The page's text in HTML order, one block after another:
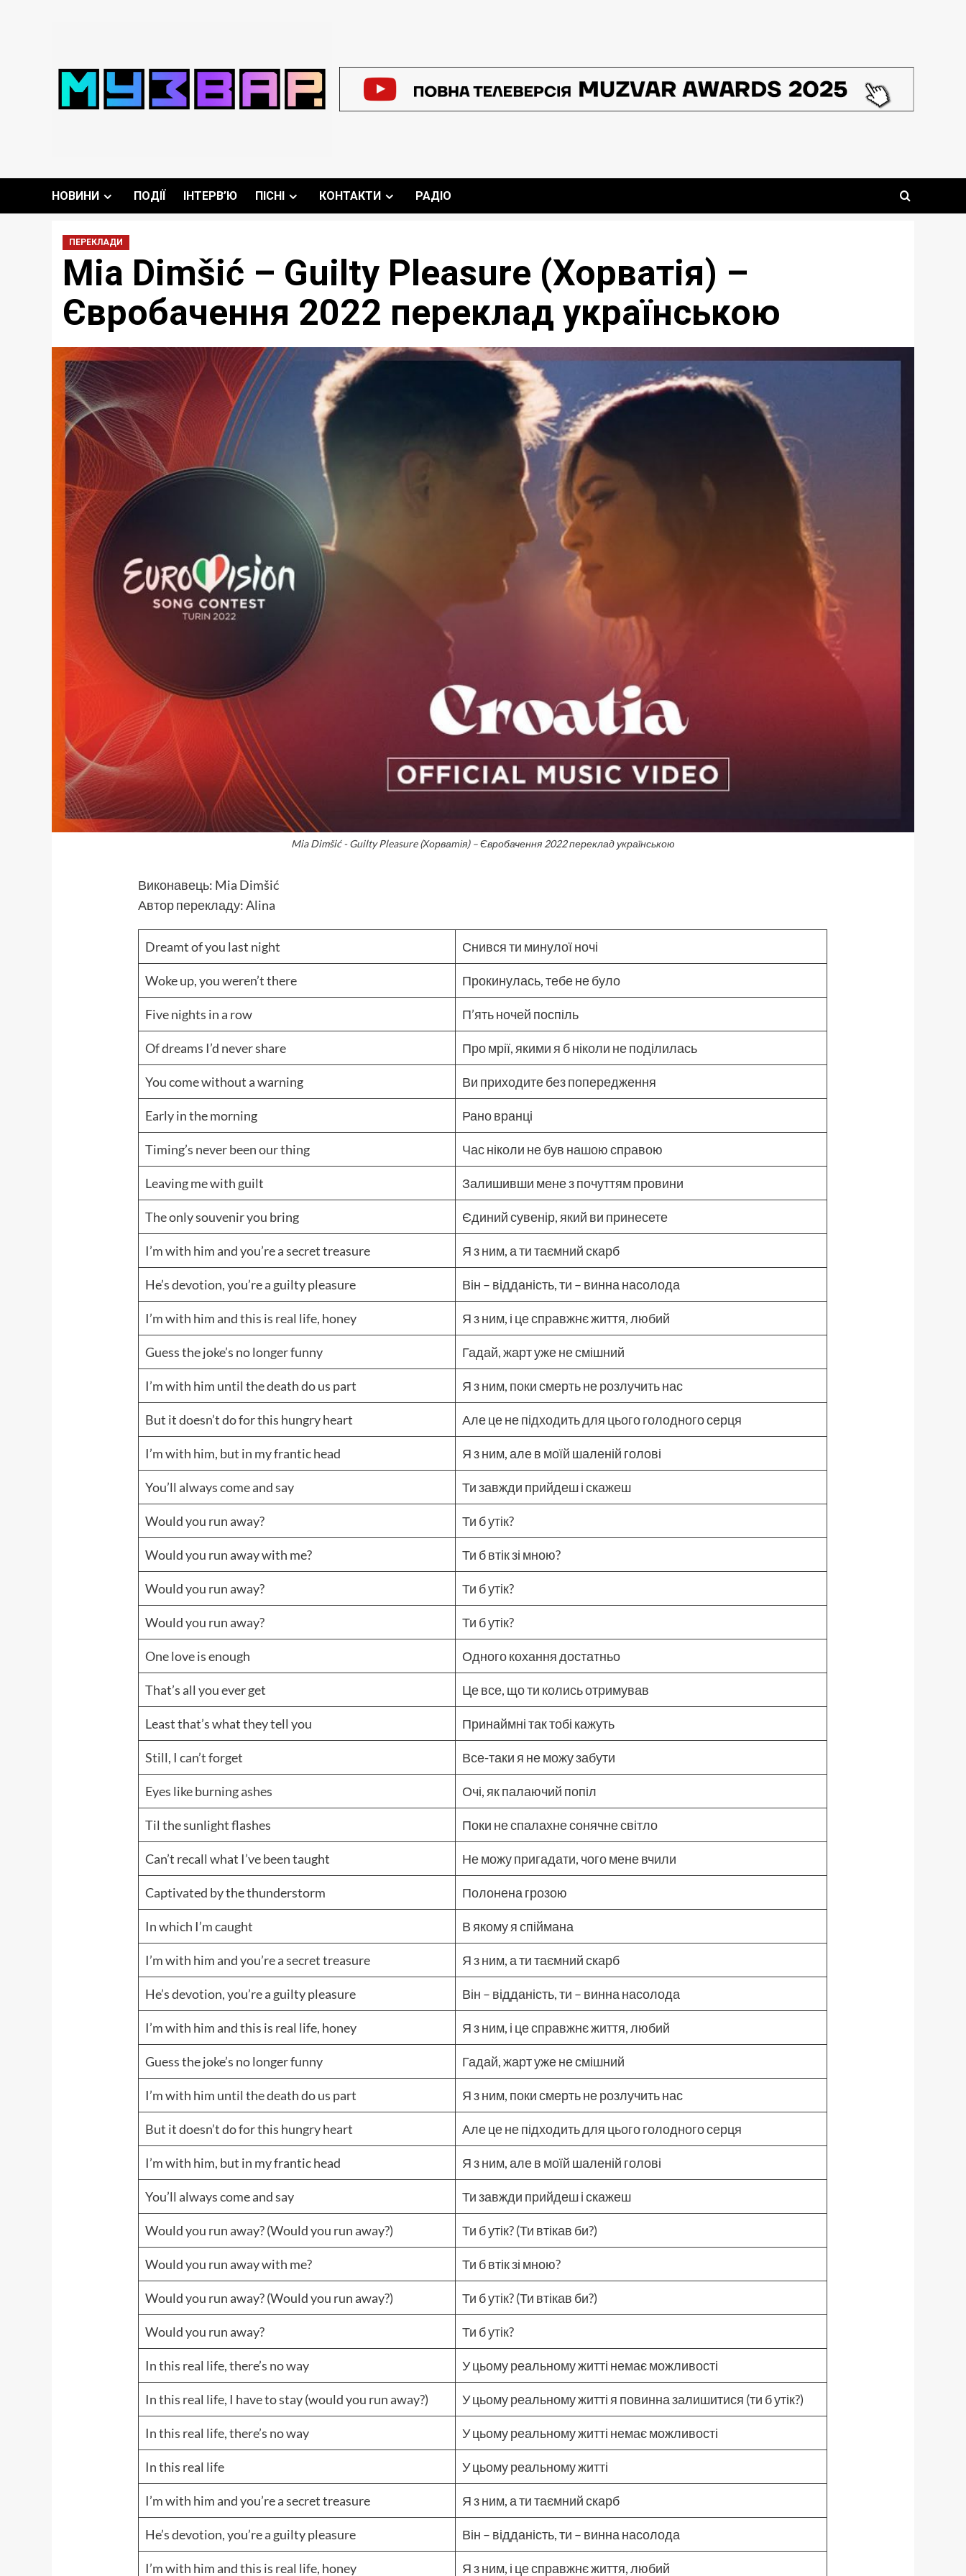
НОВИНИ ПОДІЇ ІНТЕРВ’Ю ПІСНІ КОНТАКТИ РАДІО
ПЕРЕКЛАДИ
Mia Dimšić – Guilty Pleasure (Хорватія) –
Євробачення 2022 переклад українською
Mia Dimšić - Guilty Pleasure (Хорватія) – Євробачення 2022 переклад українською
Виконавець: Mia Dimšić
Автор перекладу: Alina
Dreamt of you last night Снився ти минулої ночі
Woke up, you weren’t there Прокинулась, тебе не було
Five nights in a row П’ять ночей поспіль
Of dreams I’d never share Про мрії, якими я б ніколи не поділилась
You come without a warning Ви приходите без попередження
Early in the morning Рано вранці
Timing’s never been our thing Час ніколи не був нашою справою
Leaving me with guilt Залишивши мене з почуттям провини
The only souvenir you bring Єдиний сувенір, який ви принесете
I’m with him and you’re a secret treasure Я з ним, а ти таємний скарб
He’s devotion, you’re a guilty pleasure Він – відданість, ти – винна насолода
I’m with him and this is real life, honey Я з ним, і це справжнє життя, любий
Guess the joke’s no longer funny Гадай, жарт уже не смішний
I’m with him until the death do us part Я з ним, поки смерть не розлучить нас
But it doesn’t do for this hungry heart Але це не підходить для цього голодного серця
I’m with him, but in my frantic head Я з ним, але в моїй шаленій голові
You’ll always come and say Ти завжди прийдеш і скажеш
Would you run away? Ти б утік?
Would you run away with me? Ти б втік зі мною?
Would you run away? Ти б утік?
Would you run away? Ти б утік?
One love is enough Одного кохання достатньо
That’s all you ever get Це все, що ти колись отримував
Least that’s what they tell you Принаймні так тобі кажуть
Still, I can’t forget Все-таки я не можу забути
Eyes like burning ashes Очі, як палаючий попіл
Til the sunlight flashes Поки не спалахне сонячне світло
Can’t recall what I’ve been taught Не можу пригадати, чого мене вчили
Captivated by the thunderstorm Полонена грозою
In which I’m caught В якому я спіймана
I’m with him and you’re a secret treasure Я з ним, а ти таємний скарб
He’s devotion, you’re a guilty pleasure Він – відданість, ти – винна насолода
I’m with him and this is real life, honey Я з ним, і це справжнє життя, любий
Guess the joke’s no longer funny Гадай, жарт уже не смішний
I’m with him until the death do us part Я з ним, поки смерть не розлучить нас
But it doesn’t do for this hungry heart Але це не підходить для цього голодного серця
I’m with him, but in my frantic head Я з ним, але в моїй шаленій голові
You’ll always come and say Ти завжди прийдеш і скажеш
Would you run away? (Would you run away?) Ти б утік? (Ти втікав би?)
Would you run away with me? Ти б втік зі мною?
Would you run away? (Would you run away?) Ти б утік? (Ти втікав би?)
Would you run away? Ти б утік?
In this real life, there’s no way У цьому реальному житті немає можливості
In this real life, I have to stay (would you run away?) У цьому реальному житті я повинна залишитися (ти б утік?)
In this real life, there’s no way У цьому реальному житті немає можливості
In this real life У цьому реальному житті
I’m with him and you’re a secret treasure Я з ним, а ти таємний скарб
He’s devotion, you’re a guilty pleasure Він – відданість, ти – винна насолода
I’m with him and this is real life, honey Я з ним, і це справжнє життя, любий